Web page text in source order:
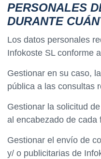
PERSONALES
DURANTE
Los datos personales
Infokoste SL conforme
Gestionar en su caso,
pública a las consultas
Gestionar la solicitud
al encabezado de cada
Gestionar el envío de
y/ o publicitarias de